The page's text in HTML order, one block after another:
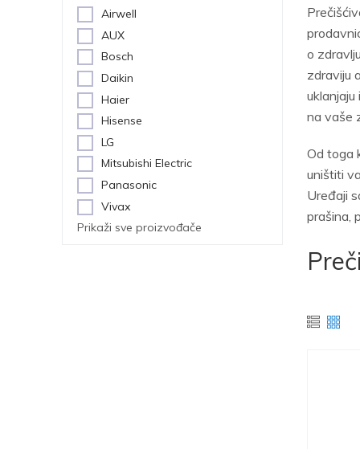
Airwell
AUX
Bosch
Daikin
Haier
Hisense
LG
Mitsubishi Electric
Panasonic
Vivax
Prikaži sve proizvođače
o
zdraviju
na vaše
Od toga
uništiti
Uređaji
prašina,